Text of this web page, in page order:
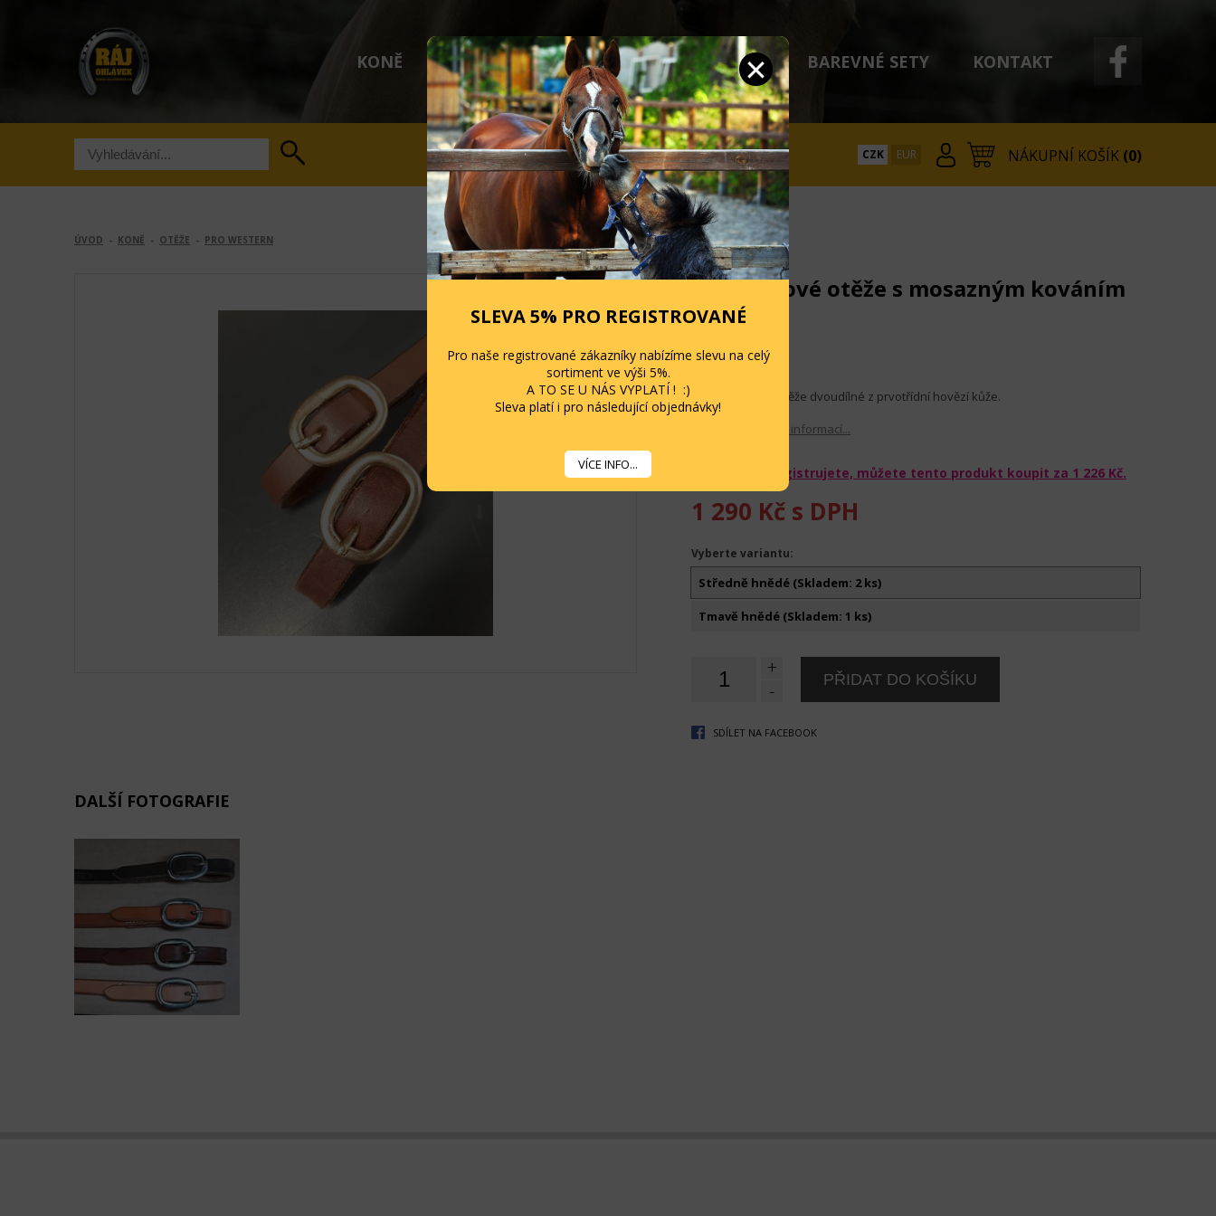
KONĚ JEZDCI STÁJ A OHRADA SLEVY BAREVNÉ SETY KONTAKT
NÁKUPNÍ KOŠÍK (0)
CZK EUR
ÚVOD - KONĚ - OTĚŽE - PRO WESTERN
Westernové otěže s mosazným kováním
Kód: GVR329A
Skladem
Kvalitní kožené otěže dvoudílné z prvotřídní hovězí kůže.
Velikost: Full
Více informací...
Pokud se zaregistrujete, můžete tento produkt koupit za 1 226 Kč.
1 290 Kč s DPH
Vyberte variantu:
Středně hnědé (Skladem: 2 ks)
Tmavě hnědé (Skladem: 1 ks)
+
-
SDÍLET NA FACEBOOK
DALŠÍ FOTOGRAFIE
SLEVA 5% PRO REGISTROVANÉ
Pro naše registrované zákazníky nabízíme slevu na celý
sortiment ve výši 5%.
A TO SE U NÁS VYPLATÍ ! :)
Sleva platí i pro následující objednávky!
VÍCE INFO...